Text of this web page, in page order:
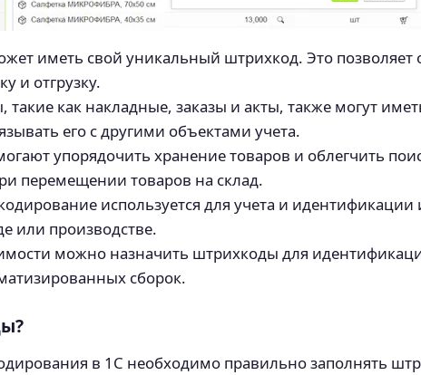
иметь свой уникальный штрихкод. Это
и отгрузку.
как накладные, заказы и акты, также могут
его с другими объектами учета.
упорядочить хранение товаров и облегчить
перемещении товаров на склад.
используется для учета и
или производстве.
можно назначить штрихкоды для
сборок.
в 1С необходимо правильно заполнять